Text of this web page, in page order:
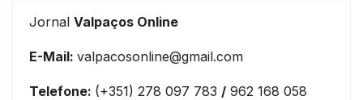
Jornal Valpaços Online
E-Mail: valpacosonline@gmail.com
Telefone: (+351) 278 097 783 / 962 168 058